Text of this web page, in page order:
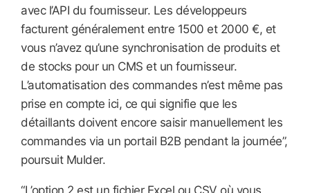
avec l’API du fournisseur. Les développeurs
facturent généralement entre 1500 et 2000 €, et
vous n’avez qu’une synchronisation de produits et
de stocks pour un CMS et un fournisseur.
L’automatisation des commandes n’est même pas
prise en compte ici, ce qui signifie que les
détaillants doivent encore saisir manuellement les
commandes via un portail B2B pendant la journée”,
poursuit Mulder.
“L’option 2 est un fichier Excel ou CSV où vous